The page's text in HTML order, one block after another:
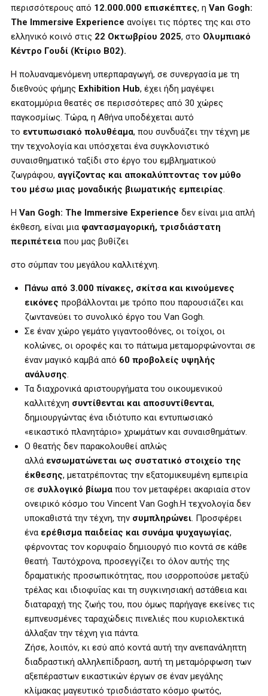
περισσότερους από 12.000.000 επισκέπτες, η Van Gogh:
The Immersive Experience ανοίγει τις πόρτες της και στο
ελληνικό κοινό στις 22 Οκτωβρίου 2025, στο Ολυμπιακό
Κέντρο Γουδί (Κτίριο Β02).
Η πολυαναμενόμενη υπερπαραγωγή, σε συνεργασία με τη
διεθνούς φήμης Exhibition Hub, έχει ήδη μαγέψει
εκατομμύρια θεατές σε περισσότερες από 30 χώρες
παγκοσμίως. Τώρα, η Αθήνα υποδέχεται αυτό
το εντυπωσιακό πολυθέαμα, που συνδυάζει την τέχνη με
την τεχνολογία και υπόσχεται ένα συγκλονιστικό
συναισθηματικό ταξίδι στο έργο του εμβληματικού
ζωγράφου, αγγίζοντας και αποκαλύπτοντας τον μύθο
του μέσω μιας μοναδικής βιωματικής εμπειρίας.
Η Van Gogh: The Immersive Experience δεν είναι μια απλή
έκθεση, είναι μια φαντασμαγορική, τρισδιάστατη
περιπέτεια που μας βυθίζει
στο σύμπαν του μεγάλου καλλιτέχνη.
Πάνω από 3.000 πίνακες, σκίτσα και κινούμενες
εικόνες προβάλλονται με τρόπο που παρουσιάζει και
ζωντανεύει το συνολικό έργο του Van Gogh.
Σε έναν χώρο γεμάτο γιγαντοοθόνες, οι τοίχοι, οι
κολώνες, οι οροφές και το πάτωμα μεταμορφώνονται σε
έναν μαγικό καμβά από 60 προβολείς υψηλής
ανάλυσης.
Τα διαχρονικά αριστουργήματα του οικουμενικού
καλλιτέχνη συντίθενται και αποσυντίθενται,
δημιουργώντας ένα ιδιότυπο και εντυπωσιακό
«εικαστικό πλανητάριο» χρωμάτων και συναισθημάτων.
Ο θεατής δεν παρακολουθεί απλώς
αλλά ενσωματώνεται ως συστατικό στοιχείο της
έκθεσης, μετατρέποντας την εξατομικευμένη εμπειρία
σε συλλογικό βίωμαπου τον μεταφέρει ακαριαία στον
ονειρικό κόσμο του Vincent Van Gogh.Η τεχνολογία δεν
υποκαθιστά την τέχνη, την συμπληρώνει. Προσφέρει
ένα ερέθισμα παιδείας και συνάμα ψυχαγωγίας,
φέρνοντας τον κορυφαίο δημιουργό πιο κοντά σε κάθε
θεατή. Ταυτόχρονα, προσεγγίζει το όλον αυτής της
δραματικής προσωπικότητας, που ισορροπούσε μεταξύ
τρέλας και ιδιοφυΐας και τη συγκινησιακή αστάθεια και
διαταραχή της ζωής του, που όμως παρήγαγε εκείνες τις
εμπνευσμένες ταραχώδεις πινελιές που κυριολεκτικά
άλλαξαν την τέχνη για πάντα.
Ζήσε, λοιπόν, κι εσύ από κοντά αυτή την ανεπανάληπτη
διαδραστική αλληλεπίδραση, αυτή τη μεταμόρφωση των
αξεπέραστων εικαστικών έργων σε έναν μεγάλης
κλίμακας μαγευτικό τρισδιάστατο κόσμο φωτός,